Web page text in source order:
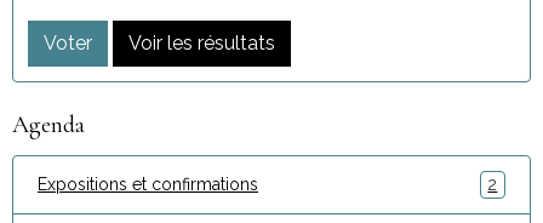
Voter Voir les résultats
Agenda
Expositions et confirmations 2